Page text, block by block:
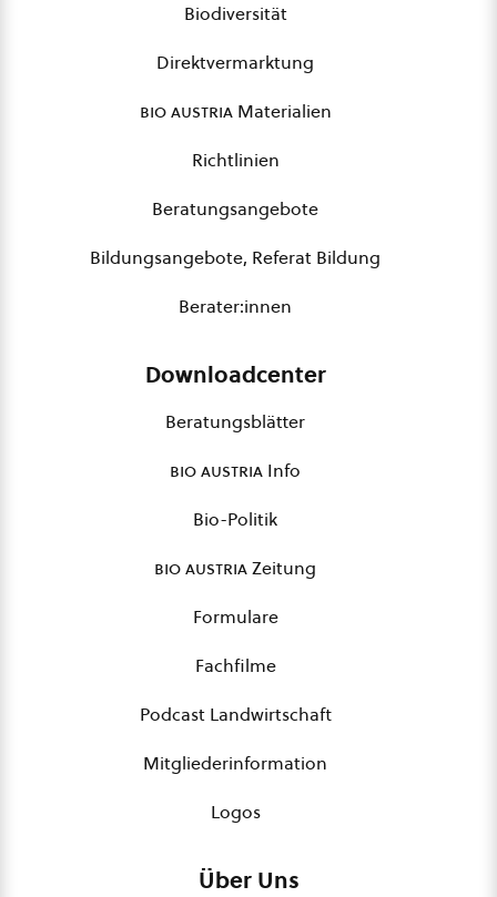
Biodiversität
Direktvermarktung
bio austriaMaterialien
Richtlinien
Beratungsangebote
Bildungsangebote, Referat Bildung
Berater:innen
Downloadcenter
Beratungsblätter
bio austria Info
Bio-Politik
bio austriaZeitung
Formulare
Fachfilme
Podcast Landwirtschaft
Mitgliederinformation
Logos
Über Uns